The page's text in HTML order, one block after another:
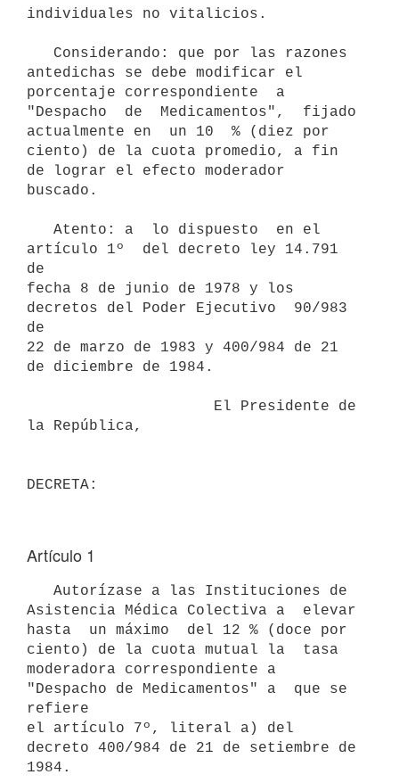
individuales no vitalicios.
antedichas se debe modificar el
porcentaje correspondiente  a
"Despacho  de  Medicamentos",  fijado
actualmente en  un 10  % (diez por
ciento) de la cuota promedio, a fin
de lograr el efecto moderador
buscado.
artículo 1º  del decreto ley 14.791
de
fecha 8 de junio de 1978 y los
decretos del Poder Ejecutivo  90/983
de
22 de marzo de 1983 y 400/984 de 21
de diciembre de 1984.
la República,
Artículo 1
Asistencia Médica Colectiva a  elevar
hasta  un máximo  del 12 % (doce por
ciento) de la cuota mutual la  tasa
moderadora correspondiente a
"Despacho de Medicamentos" a  que se
refiere
el artículo 7º, literal a) del
decreto 400/984 de 21 de setiembre de